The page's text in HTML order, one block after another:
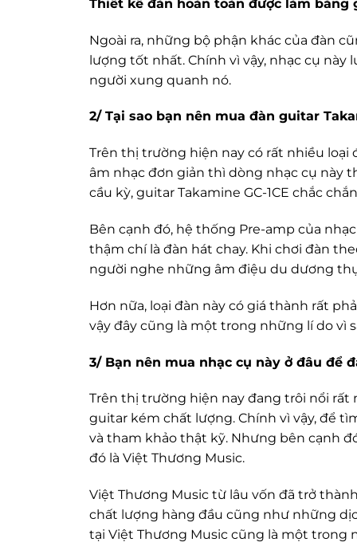
Thiết kế đàn hoàn toàn được làm bằng
Ngoài ra, những bộ phận khác của đàn
lượng tốt nhất. Chính vì vậy, nhạc cụ
người xung quanh nó.
2/ Tại sao bạn nên mua đàn guitar
Trên thị trường hiện nay có rất nhiều loại
âm nhạc đơn giản thì dòng nhạc cụ này
cầu kỳ, guitar Takamine GC-1CE chắc
Bên cạnh đó, hệ thống Pre-amp của
thậm chí là đàn hát chay. Khi chơi đàn
người nghe những âm điệu du dương
Hơn nữa, loại đàn này có giá thành rất
vậy đây cũng là một trong những lí do vì
3/ Bạn nên mua nhạc cụ này ở đâu để
Trên thị trường hiện nay đang trôi nổi
guitar kém chất lượng. Chính vì vậy, để
và tham khảo thật kỹ. Nhưng bên cạnh
đó là Việt Thương Music.
Việt Thương Music từ lâu vốn đã trở
chất lượng hàng đầu cũng như những
tại Việt Thương Music cũng là một trong